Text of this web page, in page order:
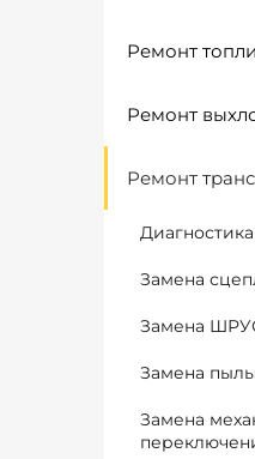
Ремонт
Ремонт
Ремонт
Замена
Замена
Замена
Замена